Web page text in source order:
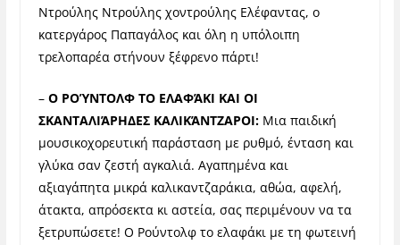
Ντρούλης Ντρούλης χοντρούλης Ελέφαντας, ο
κατεργάρος Παπαγάλος και όλη η υπόλοιπη
τρελοπαρέα στήνουν ξέφρενο πάρτι!
–Ο ΡΟΎΝΤΟΛΦ ΤΟ ΕΛΑΦΆΚΙ ΚΑΙ ΟΙ
ΣΚΑΝΤΑΛΙΆΡΗΔΕΣ ΚΑΛΙΚΆΝΤΖΑΡΟΙ: Μια παιδική
μουσικοχορευτική παράσταση με ρυθμό, ένταση και
γλύκα σαν ζεστή αγκαλιά. Αγαπημένα και
αξιαγάπητα μικρά καλικαντζαράκια, αθώα, αφελή,
άτακτα, απρόσεκτα κι αστεία, σας περιμένουν να τα
ξετρυπώσετε! Ο Ρούντολφ το ελαφάκι με τη φωτεινή